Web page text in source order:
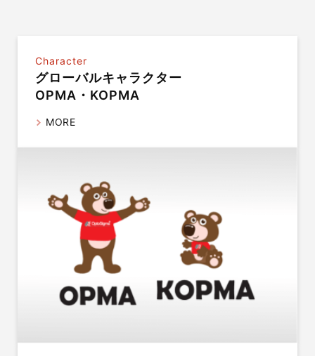
Character
グローバルキャラクター
OPMA・KOPMA
MORE